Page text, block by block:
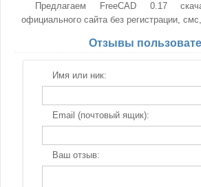
Предлагаем FreeCAD 0.17
официального сайта без регистрации,
Отзывы
Имя или ник:
Email (почтовый ящик):
Ваш отзыв: